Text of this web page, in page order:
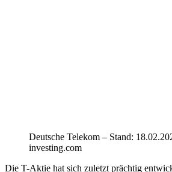
Deutsche Telekom – Stand:
investing.com
Die T-Aktie hat sich zuletzt prächtig